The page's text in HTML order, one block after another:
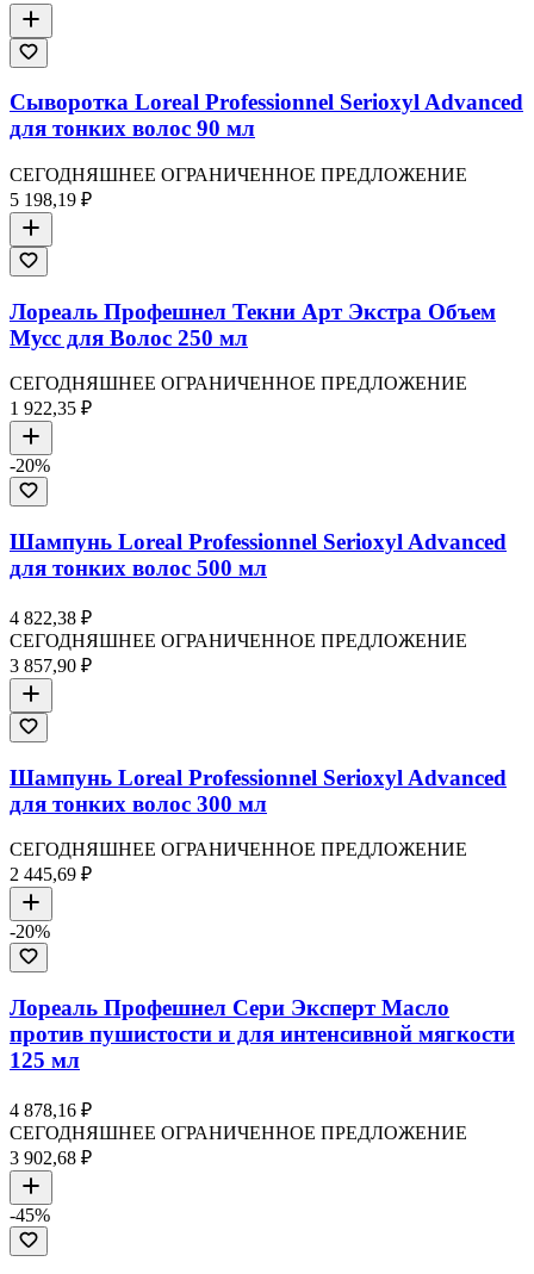
Сыворотка Loreal Professionnel Serioxyl Advanced
для тонких волос 90 мл
СЕГОДНЯШНЕЕ ОГРАНИЧЕННОЕ ПРЕДЛОЖЕНИЕ
5 198,19 ₽
Лореаль Профешнел Текни Арт Экстра Объем
Мусс для Волос 250 мл
СЕГОДНЯШНЕЕ ОГРАНИЧЕННОЕ ПРЕДЛОЖЕНИЕ
1 922,35 ₽
-20%
Шампунь Loreal Professionnel Serioxyl Advanced
для тонких волос 500 мл
4 822,38 ₽
СЕГОДНЯШНЕЕ ОГРАНИЧЕННОЕ ПРЕДЛОЖЕНИЕ
3 857,90 ₽
Шампунь Loreal Professionnel Serioxyl Advanced
для тонких волос 300 мл
СЕГОДНЯШНЕЕ ОГРАНИЧЕННОЕ ПРЕДЛОЖЕНИЕ
2 445,69 ₽
-20%
Лореаль Профешнел Сери Эксперт Масло
против пушистости и для интенсивной мягкости
125 мл
4 878,16 ₽
СЕГОДНЯШНЕЕ ОГРАНИЧЕННОЕ ПРЕДЛОЖЕНИЕ
3 902,68 ₽
-45%